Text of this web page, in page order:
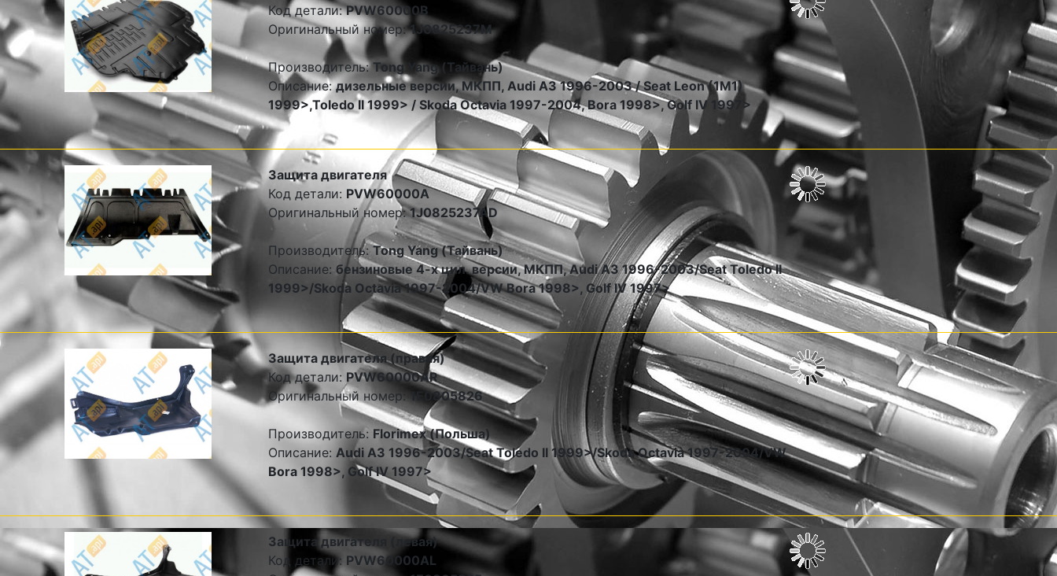
Код детали:PVW60000B
Оригинальный номер:1J0825237M
Производитель:Tong Yang (Тайвань)
Описание:дизельные версии, МКПП, Audi A3 1996-2003 / Seat Leon (1M1)
1999>,Toledo II 1999> / Skoda Octavia 1997-2004, Bora 1998>, Golf IV 1997>
Защита двигателя
Код детали: PVW60000A
Оригинальный номер:1J0825237AD
Производитель: Tong Yang (Тайвань)
Описание: бензиновые 4-х цил. версии, МКПП, Audi A3 1996-2003/Seat Toledo II
1999>/Skoda Octavia 1997-2004/VW Bora 1998>, Golf IV 1997>
Защита двигателя (правая)
Код детали: PVW60000AR
Оригинальный номер:1E0805826
Производитель: Florimex (Польша)
Описание: Audi A3 1996-2003/Seat Toledo II 1999>/Skoda Octavia 1997-2004/VW
Bora 1998>, Golf IV 1997>
Защита двигателя (левая)
Код детали: PVW60000AL